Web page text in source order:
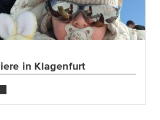
in Klagenfurt